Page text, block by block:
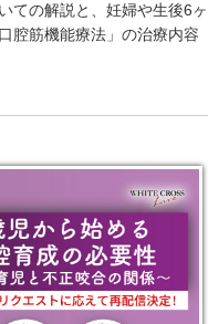
ての解説と、妊婦や生後6ヶ
腔筋機能療法」の治療内容